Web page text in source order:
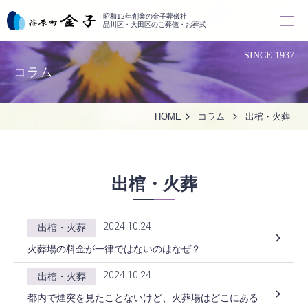
昭和12年創業の金子葬儀社
品川区・大田区のご葬儀・お葬式
コラム
SINCE 1937
HOME コラム 出棺・火葬
出棺・火葬
出棺・火葬 2024.10.24
火葬場の料金が一律ではないのはなぜ？
出棺・火葬 2024.10.24
都内で煙突を見たことないけど、火葬場はどこにある